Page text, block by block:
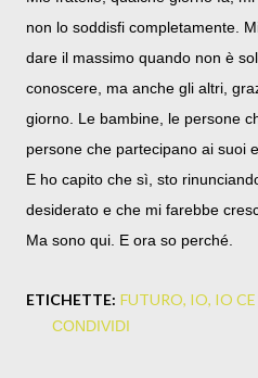
non lo soddisfi completamente.
dare il massimo quando non è
conoscere, ma anche gli altri,
giorno. Le bambine, le persone
persone che partecipano ai suoi
E ho capito che sì, sto
desiderato e che mi farebbe
Ma sono qui. E ora so perché.
ETICHETTE: FUTURO IO IO CE
CONDIVIDI